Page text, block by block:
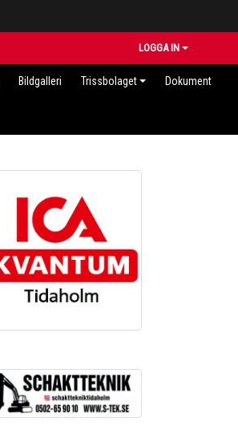
LOGGA IN
Bildgalleri Trissbolaget Dokument